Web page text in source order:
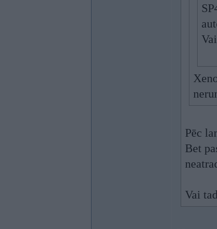
Pēc
Bet
Vai